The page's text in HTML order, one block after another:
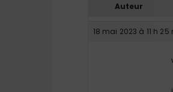
Auteur
18 mai 2023 à 11 h 25